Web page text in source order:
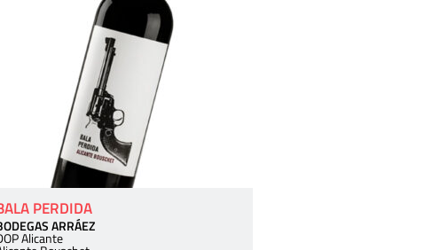
PERDIDA
ARRÁEZ
Alicante